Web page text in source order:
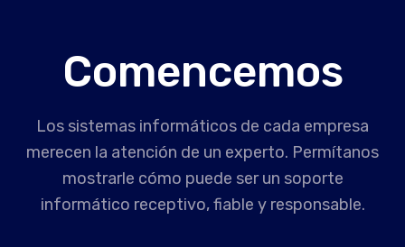
Comencemos
Los sistemas informáticos de cada empresa
merecen la atención de un experto. Permítanos
mostrarle cómo puede ser un soporte
informático receptivo, fiable y responsable.